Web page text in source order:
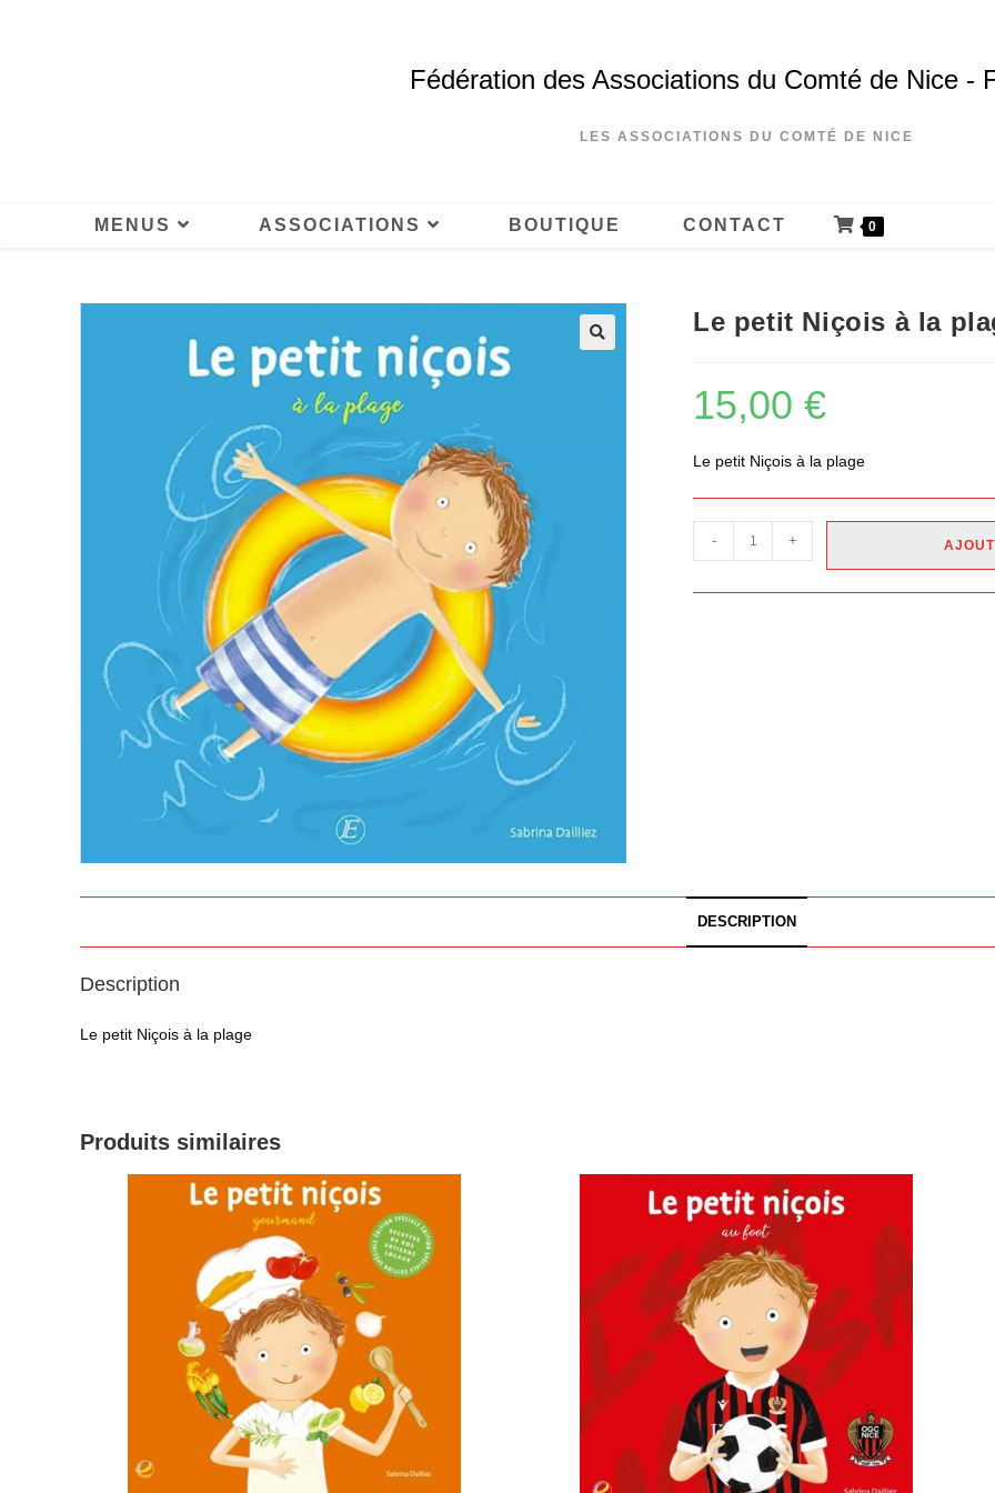
Fédération des Associations du Comté de Nice -
LES ASSOCIATIONS DU COMTÉ DE NICE
MENUS ASSOCIATIONS BOUTIQUE CONTACT 0
Le petit Niçois à la
15,00 €
Le petit Niçois à la plage
- +
DESCRIPTION
Description
Le petit Niçois à la plage
Produits similaires